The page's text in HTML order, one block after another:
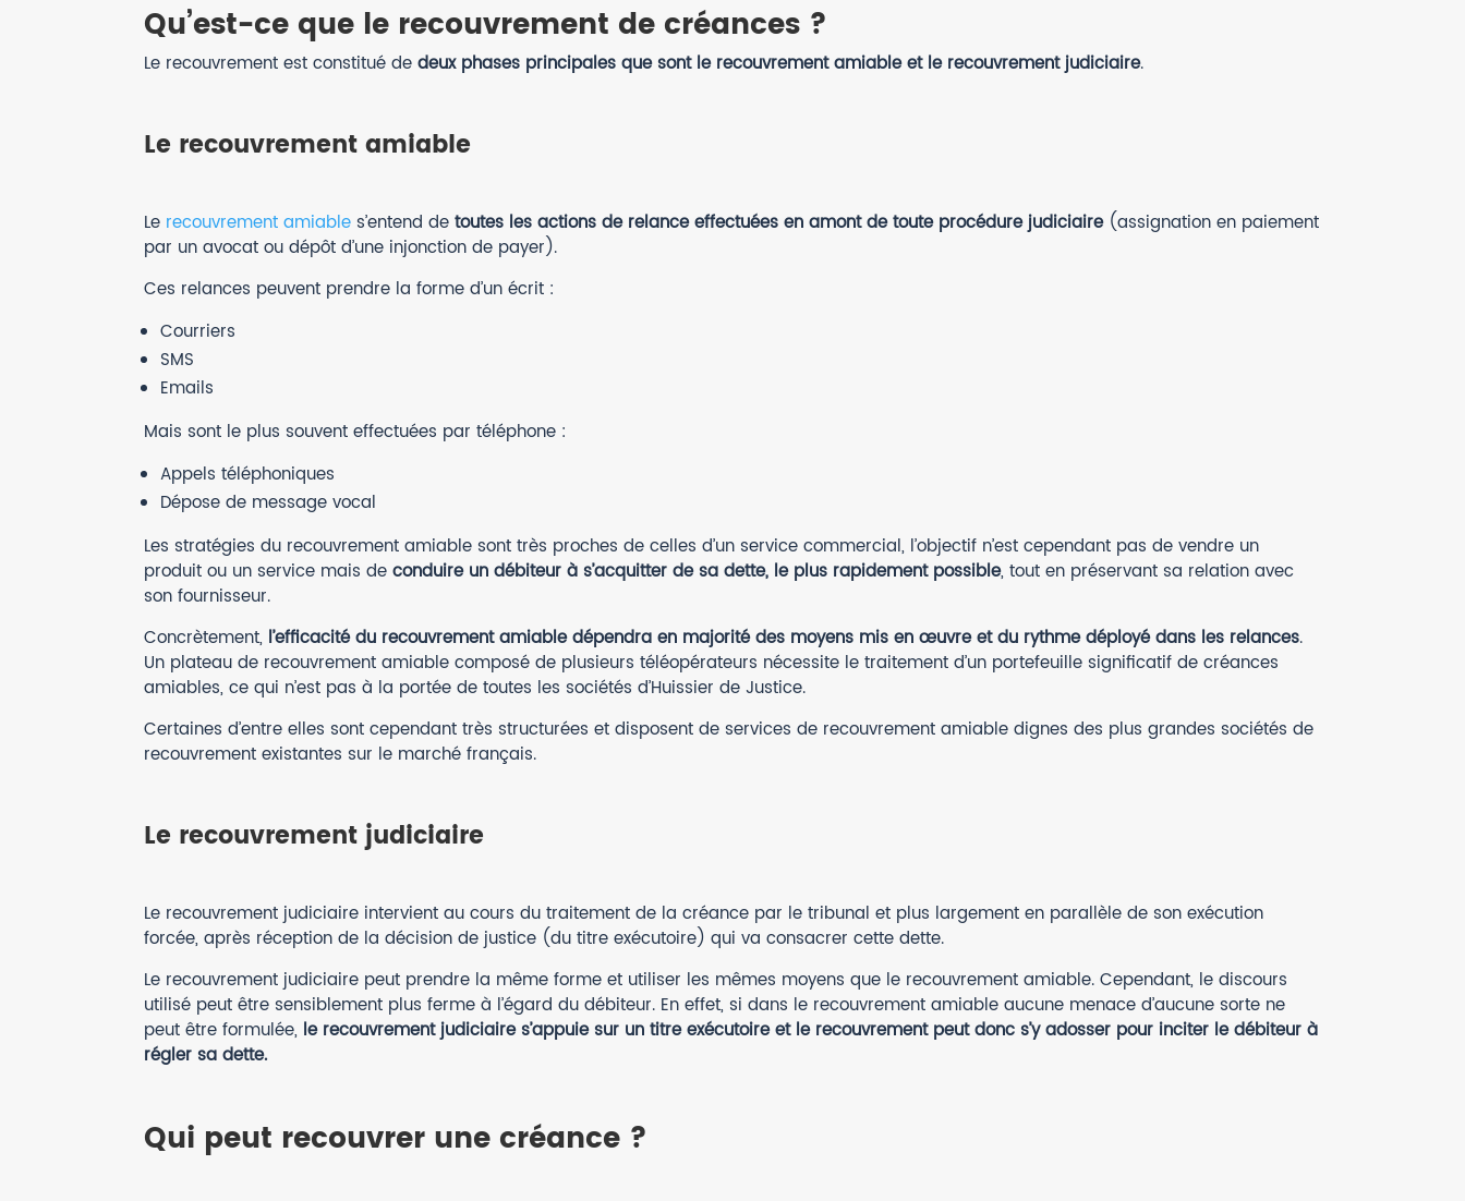
Qu’est-ce que le recouvrement de créances ?
Le recouvrement est constitué de deux phases principales que sont le recouvrement amiable et le recouvrement judiciaire.
Le recouvrement amiable
Le recouvrement amiable s’entend de toutes les actions de relance effectuées en amont de toute procédure judiciaire(assignation en paiement
par un avocat ou dépôt d’une injonction de payer).
Ces relances peuvent prendre la forme d’un écrit :
Courriers
SMS
Emails
Mais sont le plus souvent effectuées par téléphone :
Appels téléphoniques
Dépose de message vocal
Les stratégies du recouvrement amiable sont très proches de celles d’un service commercial, l’objectif n’est cependant pas de vendre un
produit ou un service mais de conduire un débiteur à s’acquitter de sa dette, le plus rapidement possible, tout en préservant sa relation avec
son fournisseur.
Concrètement, l’efficacité du recouvrement amiable dépendra en majorité des moyens mis en œuvre et du rythme déployé dans les relances.
Un plateau de recouvrement amiable composé de plusieurs téléopérateurs nécessite le traitement d’un portefeuille significatif de créances
amiables, ce qui n’est pas à la portée de toutes les sociétés d’Huissier de Justice.
Certaines d’entre elles sont cependant très structurées et disposent de services de recouvrement amiable dignes des plus grandes sociétés de
recouvrement existantes sur le marché français.
Le recouvrement judiciaire
Le recouvrement judiciaire intervient au cours du traitement de la créance par le tribunal et plus largement en parallèle de son exécution
forcée, après réception de la décision de justice (du titre exécutoire) qui va consacrer cette dette.
Le recouvrement judiciaire peut prendre la même forme et utiliser les mêmes moyens que le recouvrement amiable. Cependant, le discours
utilisé peut être sensiblement plus ferme à l’égard du débiteur. En effet, si dans le recouvrement amiable aucune menace d’aucune sorte ne
peut être formulée, le recouvrement judiciaire s’appuie sur un titre exécutoire et le recouvrement peut donc s’y adosser pour inciter le débiteur à
régler sa dette.
Qui peut recouvrer une créance ?